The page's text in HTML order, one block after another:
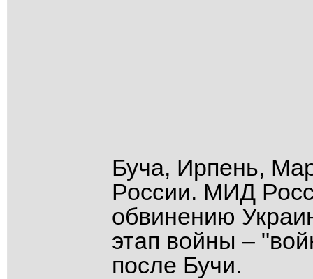
Буча, Ирпень,
России. МИД
обвинению
этап войны –
после Бучи.